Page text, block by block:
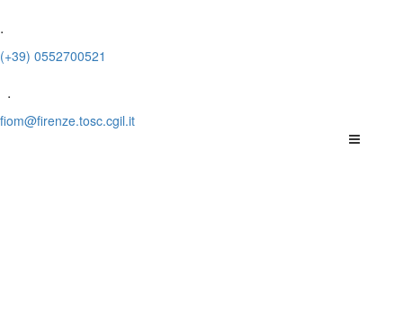
.
(+39) 0552700521
.
fiom@firenze.tosc.cgil.it